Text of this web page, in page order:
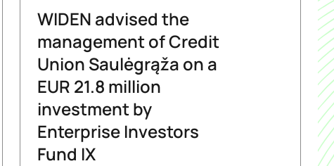
WIDEN advised the
management of Credit
Union Saulėgrąža on a
EUR 21.8 million
investment by
Enterprise Investors
Fund IX